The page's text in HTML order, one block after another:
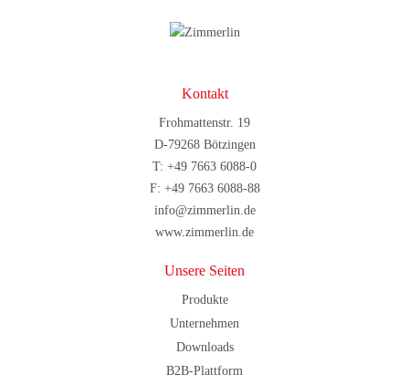
Kontakt
Frohmattenstr. 19
D-79268 Bötzingen
T: +49 7663 6088-0
F: +49 7663 6088-88
info@zimmerlin.de
www.zimmerlin.de
Unsere Seiten
Produkte
Unternehmen
Downloads
B2B-Plattform